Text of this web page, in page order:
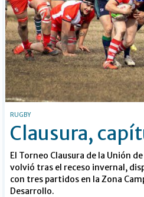
RUGBY
Clausura,
El Torneo Clausura de la Unión
volvió tras el receso invernal,
con tres partidos en la Zona
Desarrollo.